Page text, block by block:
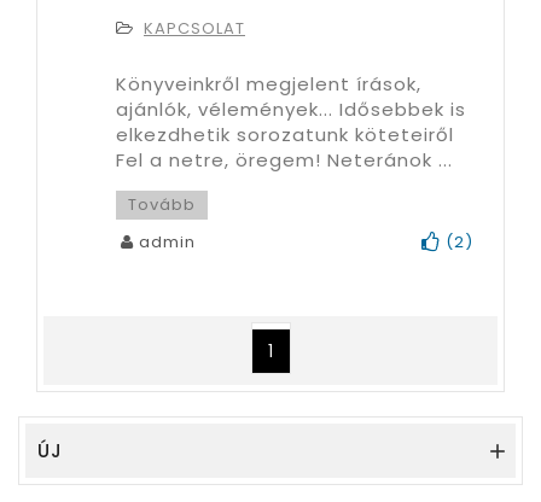
KAPCSOLAT
Könyveinkről megjelent írások,
ajánlók, vélemények... Idősebbek is
elkezdhetik sorozatunk köteteiről
Fel a netre, öregem! Neteránok ...
Tovább
admin
(2)
1
ÚJ 